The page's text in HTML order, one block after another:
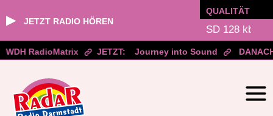
▶ JETZT RADIO HÖREN
QUALITÄT
WDH RadioMatrix JETZT: Journey into Sound
springen